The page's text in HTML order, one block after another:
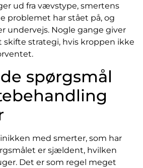
ud fra vævstype, smertens
problemet har stået på, og
undervejs. Nogle gange giver
strategi, hvis kroppen ikke
spørgsmål
med smerter, som har
er sjældent, hvilken
Det er som regel meget